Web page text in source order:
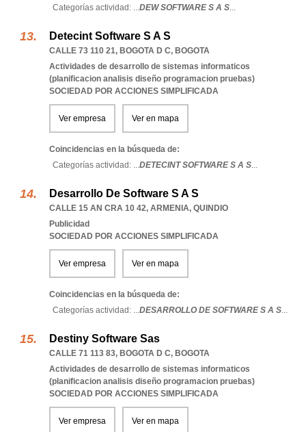
Categorías actividad: ...DEW SOFTWARE S A S...
Detecint Software S A S
CALLE 73 110 21, BOGOTA D C, BOGOTA
Actividades de desarrollo de sistemas informaticos
(planificacion analisis diseño programacion pruebas)
SOCIEDAD POR ACCIONES SIMPLIFICADA
Ver empresa Ver en mapa
Coincidencias en la búsqueda de:
Categorías actividad: ...DETECINT SOFTWARE S A S...
Desarrollo De Software S A S
CALLE 15 AN CRA 10 42, ARMENIA, QUINDIO
Publicidad
SOCIEDAD POR ACCIONES SIMPLIFICADA
Ver empresa Ver en mapa
Coincidencias en la búsqueda de:
Categorías actividad: ...DESARROLLO DE SOFTWARE S A S...
Destiny Software Sas
CALLE 71 113 83, BOGOTA D C, BOGOTA
Actividades de desarrollo de sistemas informaticos
(planificacion analisis diseño programacion pruebas)
SOCIEDAD POR ACCIONES SIMPLIFICADA
Ver empresa Ver en mapa